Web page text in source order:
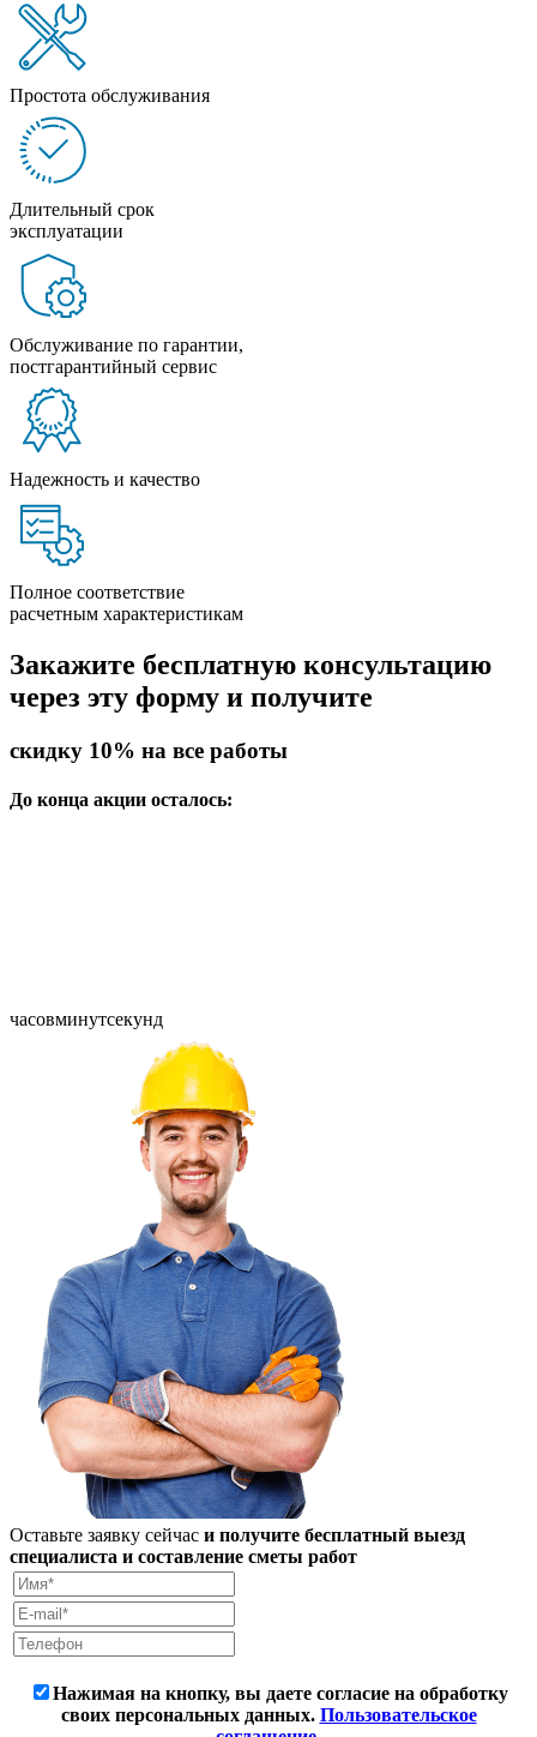
Простота обслуживания
Длительный срок
эксплуатации
Обслуживание по гарантии,
постгарантийный сервис
Надежность и качество
Полное соответствие
расчетным характеристикам
Закажите бесплатную консультацию
через эту форму и получите
скидку 10% на все работы
До конца акции осталось:
часовминутсекунд
Оставьте заявку сейчас и получите бесплатный выезд
специалиста и составление сметы работ
Нажимая на кнопку, вы даете согласие на обработку
своих персональных данных. Пользовательское